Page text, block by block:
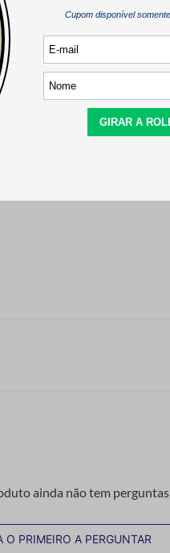
ainda não tem perguntas
O PRIMEIRO A PERGUNTAR